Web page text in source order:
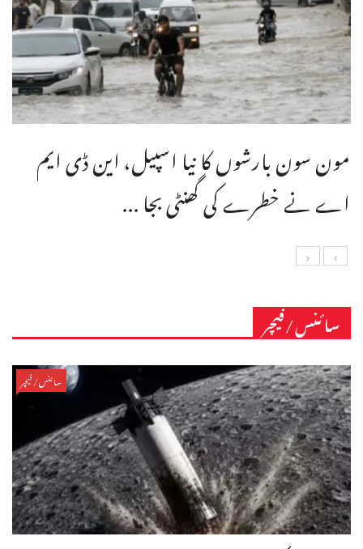
مون سون بارشوں کا نیا اسپیل، این ڈی ایم
اے نے خطرے کی گھنٹی بجا ...
سائنس/فیچر
سائنس/فیچر